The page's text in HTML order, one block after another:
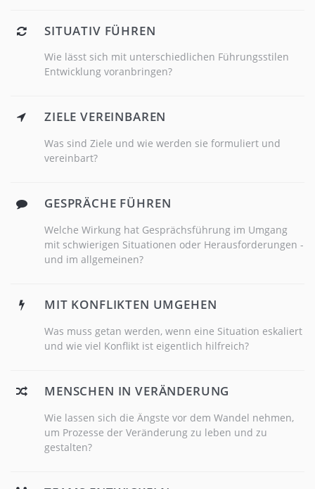
SITUATIV FÜHREN
Wie lässt sich mit unterschiedlichen Führungsstilen
Entwicklung voranbringen?
ZIELE VEREINBAREN
Was sind Ziele und wie werden sie formuliert und
vereinbart?
GESPRÄCHE FÜHREN
Welche Wirkung hat Gesprächsführung im Umgang
mit schwierigen Situationen oder Herausforderungen -
und im allgemeinen?
MIT KONFLIKTEN UMGEHEN
Was muss getan werden, wenn eine Situation eskaliert
und wie viel Konflikt ist eigentlich hilfreich?
MENSCHEN IN VERÄNDERUNG
Wie lassen sich die Ängste vor dem Wandel nehmen,
um Prozesse der Veränderung zu leben und zu
gestalten?